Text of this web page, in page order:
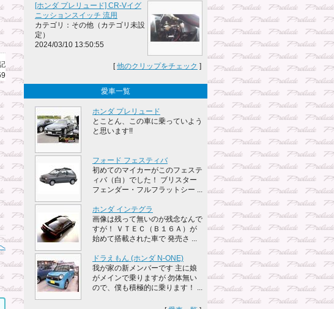
[ホンダ プレリュード] CR-Vイグ
ニッションスイッチ 流用
カテゴリ：その他（カテゴリ未設
定）
2024/03/10 13:50:55
[他のクリップをチェック ]
愛車一覧
ホンダ プレリュード
とことん、この車に乗っていよう
と思います!!
フォード フェスティバ
初めてのマイカーがこのフェステ
ィバ（白）でした！ ブリスター
フェンダー・フルフラットシー ...
ホンダ インテグラ
画像は残って無いのが残念なんで
すが！ ＶＴＥＣ（Ｂ１６Ａ）が
始めて搭載された車で 発売さ ...
ドラえもん (ホンダ N-ONE)
我が家の新メンバーです 主に娘
がメインで乗りますが 勿体無い
ので、僕も積極的に乗ります！ ...